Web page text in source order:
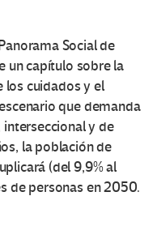
Social de
un capítulo sobre la
los cuidados y el
que demanda
y de
la población de
(del 9,9% al
de personas en 2050.